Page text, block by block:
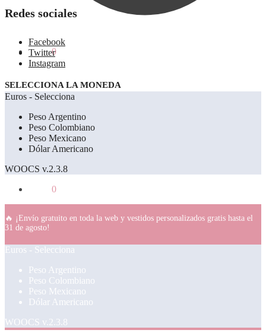
0.00€ 0
Redes sociales
Facebook
Twitter
Instagram
SELECCIONA LA MONEDA
Euros - Selecciona
Peso Argentino
Peso Colombiano
Peso Mexicano
Dólar Americano
WOOCS v.2.3.8
0
🔥 ¡Envío gratuito en toda la web y vestidos personalizados gratis hasta el
31 de agosto!
Euros - Selecciona
Peso Argentino
Peso Colombiano
Peso Mexicano
Dólar Americano
WOOCS v.2.3.8